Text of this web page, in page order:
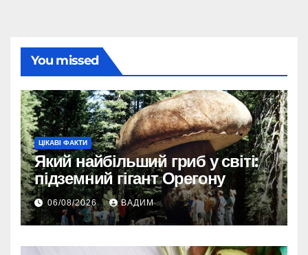
You missed
ЦІКАВІ ФАКТИ
Який найбільший гриб у світі:
підземний гігант Орегону
06/08/2026 ВАДИМ